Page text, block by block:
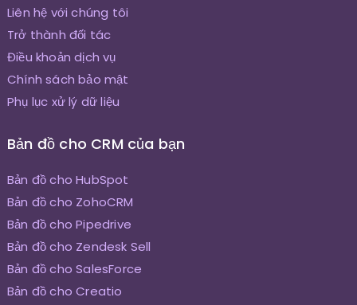
Liên hệ với chúng tôi
Trở thành đối tác
Điều khoản dịch vụ
Chính sách bảo mật
Phụ lục xử lý dữ liệu
Bản đồ cho CRM của bạn
Bản đồ cho HubSpot
Bản đồ cho ZohoCRM
Bản đồ cho Pipedrive
Bản đồ cho Zendesk Sell
Bản đồ cho SalesForce
Bản đồ cho Creatio